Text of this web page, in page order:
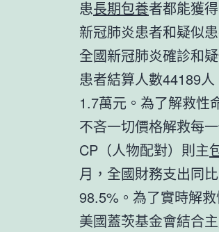
患長期包養者都能獲
新冠肺炎患者和疑似
全國新冠肺炎確診和
患者結算人數44189
1.7萬元。為了解救性
不吝一切價格解救每
CP（人物配對）則主
月，全國財務支出同
98.5%。為了實時解
美國蓋茨基金會結合